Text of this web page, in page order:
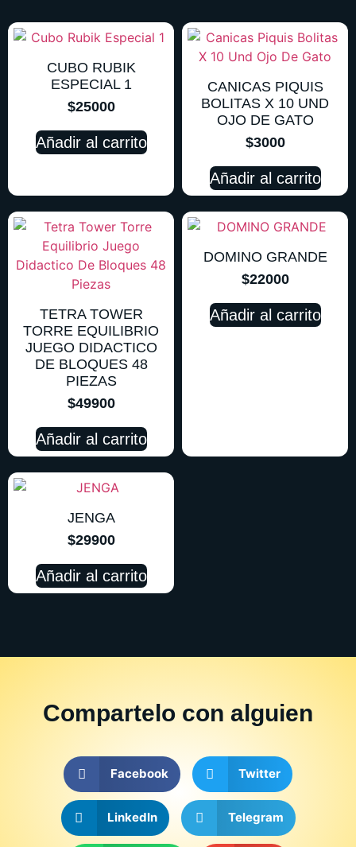
CUBO RUBIK
ESPECIAL 1
$25000
Añadir al carrito
CANICAS PIQUIS
BOLITAS X 10 UND
OJO DE GATO
$3000
Añadir al carrito
TETRA TOWER
TORRE EQUILIBRIO
JUEGO DIDACTICO
DE BLOQUES 48
PIEZAS
$49900
Añadir al carrito
DOMINO GRANDE
$22000
Añadir al carrito
JENGA
$29900
Añadir al carrito
Compartelo con alguien
Facebook Twitter
LinkedIn Telegram